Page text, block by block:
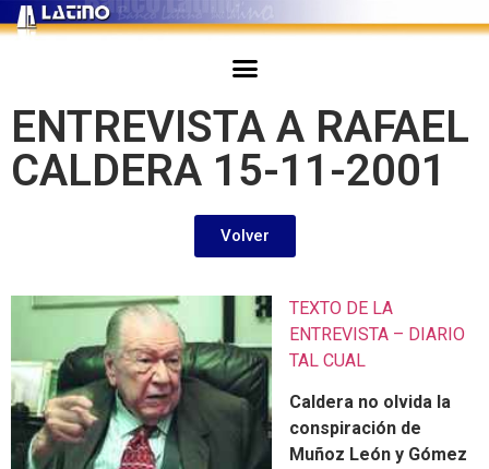
ENTREVISTA A RAFAEL
CALDERA 15-11-2001
Volver
TEXTO DE LA
ENTREVISTA – DIARIO
TAL CUAL
Caldera no olvida la
conspiración de
Muñoz León y Gómez